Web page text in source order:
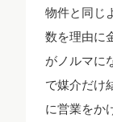
物件と同じ
数を理由に
がノルマに
で媒介だけ
に営業をか